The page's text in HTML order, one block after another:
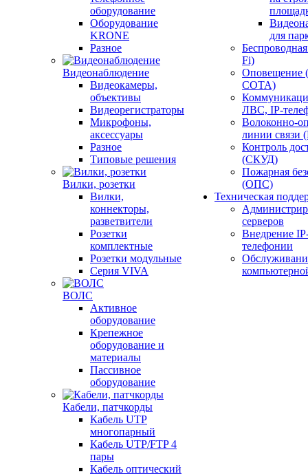
оборудование
Оборудование
KRONE
Разное
Видеонаблюдение
Видеокамеры,
объективы
Видеорегистраторы
Микрофоны,
аксессуары
Разное
Типовые решения
Вилки, розетки
Вилки,
коннекторы,
разветвители
Розетки
комплектные
Розетки модульные
Серия VIVA
ВОЛС
Активное
оборудование
Крепежное
оборудование и
материалы
Пассивное
оборудование
Кабели, патчкорды
Кабель UTP
многопарный
Кабель UTP/FTP 4
пары
Кабель оптический
для
Fi)
СОТА)
ЛВС, IP-
Волоконно-
линии
Контроль
(СКУД)
Пожарная
(ОПС)
Техническая
серверов
Внедрение
телефонии